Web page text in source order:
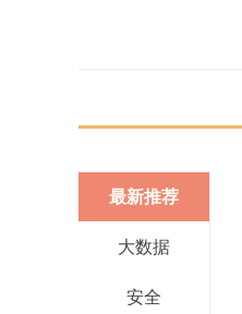
最新推荐
大数据
安全